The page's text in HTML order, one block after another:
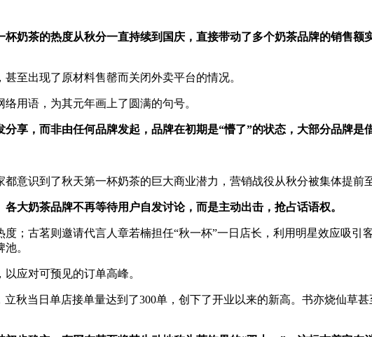
杯奶茶的热度从秋分一直持续到国庆，直接带动了多个奶茶品牌的销售额
至出现了原材料售罄而关闭外卖平台的情况。
用语，为其元年画上了圆满的句号。
享，而非由任何品牌发起，品牌在初期是“懵了”的状态，大部分品牌是
意识到了秋天第一杯奶茶的巨大商业潜力，营销战役从秋分被集体提前
各大奶茶品牌不再等待用户自发讨论，而是主动出击，抢占话语权。
；古茗则邀请代言人章若楠担任“秋一杯”一日店长，利用明星效应吸引
。
应对可预见的订单高峰。
秋当日单店接单量达到了300单，创下了开业以来的新高。书亦烧仙草